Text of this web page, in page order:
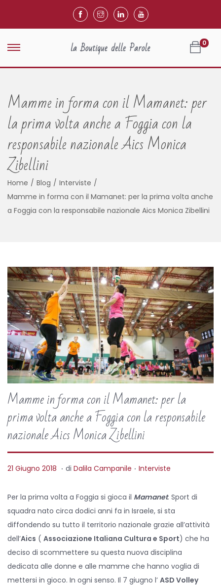
0
Mamme in forma con il Mamanet: per
la prima volta anche a Foggia con la
responsabile nazionale Aics Monica
Zibellini
Home / Blog / Interviste /
Mamme in forma con il Mamanet: per la prima volta anche
a Foggia con la responsabile nazionale Aics Monica Zibellini
Mamme in forma con il Mamanet: per la
prima volta anche a Foggia con la responsabile
nazionale Aics Monica Zibellini
P
s
t
e
d
o
n
21 Giugno 2018 2
N
o
v
e
m
b
r
. di Dalila Campanile . P
s
t
e
d
i
n
Interviste
Per la prima volta a Foggia si gioca il Mamanet. Sport di
squadra nato circa dodici anni fa in Israele, si sta
diffondendo su tutto il territorio nazionale grazie all’attività
dell’Aics ( Associazione Italiana Cultura e Sport) che ha
deciso di scommettere su questa nuova disciplina
dedicata alle donne e alle mamme che hanno voglia di
mettersi in gioco. In ogni senso. Il 7 giugno l’ ASD Volley